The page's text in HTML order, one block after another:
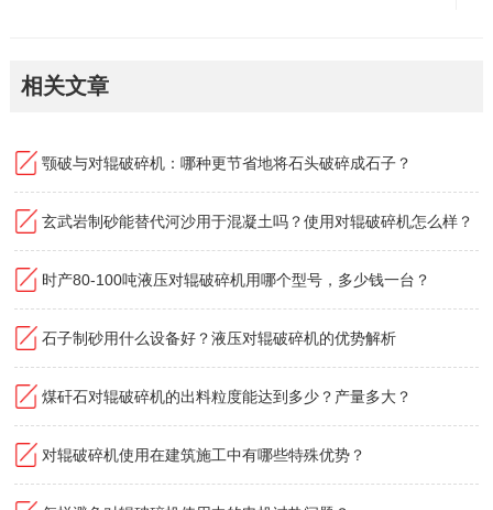
相关文章
颚破与对辊破碎机：哪种更节省地将石头破碎成石子？
玄武岩制砂能替代河沙用于混凝土吗？使用对辊破碎机怎么样？
时产80-100吨液压对辊破碎机用哪个型号，多少钱一台？
石子制砂用什么设备好？液压对辊破碎机的优势解析
煤矸石对辊破碎机的出料粒度能达到多少？产量多大？
对辊破碎机使用在建筑施工中有哪些特殊优势？